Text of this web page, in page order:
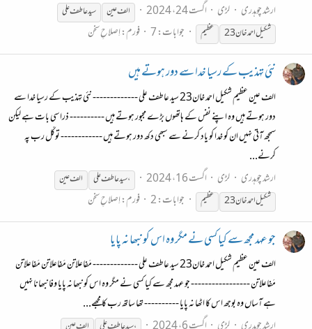
ارشد چوہدری
لڑی اگست 24، 2024 الف عین
سید عاطف علی
شکیل احمد خان23
عظیم جوابات: 7 فورم:اِصلاحِ سخن
نئی تہذیب کے رسیا خدا سے دور ہوتے ہیں
الف عین عظیم شکیل احمد خان23 سید عاطف علی ------------- نئی تہذیب کے رسیا خدا سے
دور ہوتے ہیں وہ اپنے نفس کے ہاتھوں بڑے مجبور ہوتے ہیں ---------- ذرا سی بات ہے لیکن
سمجھ آتی نہیں ان کو خدا کو یاد کرنے سے سبھی دکھ دور ہوتے ہیں ------------ توکّل رب پہ
کرنے...
ارشد چوہدری
لڑی اگست 16، 2024 ، سید عاطف علی
الف عین
شکیل احمد خان23
عظیم جوابات: 2 فورم:اِصلاحِ سخن
جو عہد مجھ سے کیا کسی نے مگر وہ اس کو نبھا نہ پایا
الف عین عظیم شکیل احمد خان23 سید عاطف علی ------------- مَفاعلاتن مَفاعلاتن مَفاعلاتن
مَفاعلاتن ----------------- جو عہد مجھ سے کیا کسی نے مگر وہ اس کو نبھا نہ پایا وفا نبھانا نہیں
ہے آساں وہ بوجھ اس کا اٹھا نہ پایا ---------- تھا ساتھ رب کا مجھے...